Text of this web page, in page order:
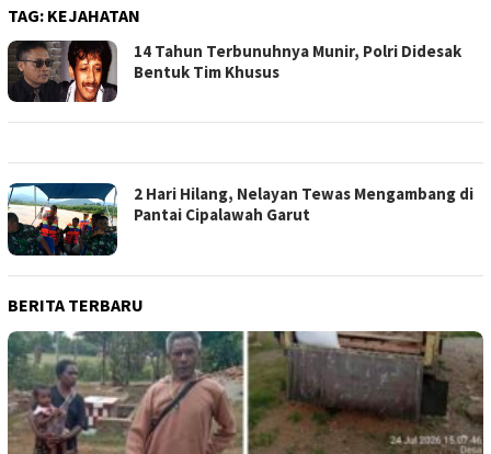
TAG: KEJAHATAN
14 Tahun Terbunuhnya Munir, Polri Didesak
Bentuk Tim Khusus
2 Hari Hilang, Nelayan Tewas Mengambang di
Pantai Cipalawah Garut
BERITA TERBARU